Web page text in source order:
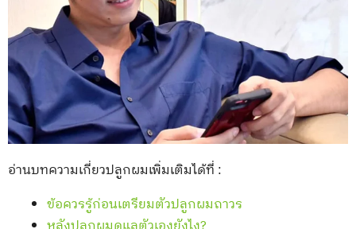
อ่านบทความเกี่ยวปลูกผมเพิ่มเติมได้ที่ :
ข้อควรรู้ก่อนเตรียมตัวปลูกผมถาวร